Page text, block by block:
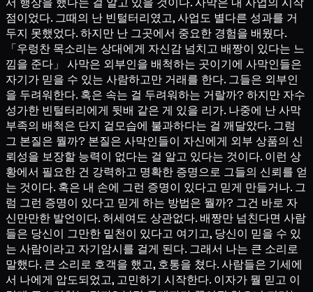
점이었다. 그때의 난 빈털터리였고, 사업도 별다른 성과를 거
두지 못했었다. 하지만 난 그곳에서 중요한 경험을 배웠다.
「우렁찬 목소리는 상대에게 자신감 넘치고 배짱이 있다는 느
낌을 준다」 사막은 외부인을 배척하는 곳이기에 사막인들은
자기가 믿을 수 있는 사람하고만 거래를 한다. 그들은 외부인
을 두려워한다. 혹은 속는 걸 두려워하는 거랄까? 하지만 자수
성가한 빈털터리에게 뒷배 같은 게 있을 리가. 나중에 난 사막
부족의 배척은 단지 겉모습에 불과하다는 걸 깨달았다. 그럼
그 본질은 뭘까? 본질은 사막인들이 자신에게 외부 상품의 신
뢰성을 보장할 능력이 없다는 걸 알고 있다는 것이다. 이런 상
황에서 필요한 건 강력하고 명확한 증명으로 그들의 신뢰를 얻
는 것이다. 혹은 내 손에 그런 증명이 있다고 믿게 만들거나. 그
럼 그런 증명이 있다고 믿게 하는 방법은 뭘까? 그건 바로 자
신만만한 발언이다. 허세여도 상관없다. 배짱만 넘친다면 사람
들은 당신이 그만한 밑천이 있다고 여기고, 당신이 믿을 수 있
는 사람이라고 자기암시를 걸게 된다. 그래서 나는 큰 소리로
말했다. 큰 소리로 호객을 했고, 호통을 쳤다. 사람들은 기세에
서 나에게 압도되었고, 고민하기 시작한다. 이자가 뭘 믿고 이